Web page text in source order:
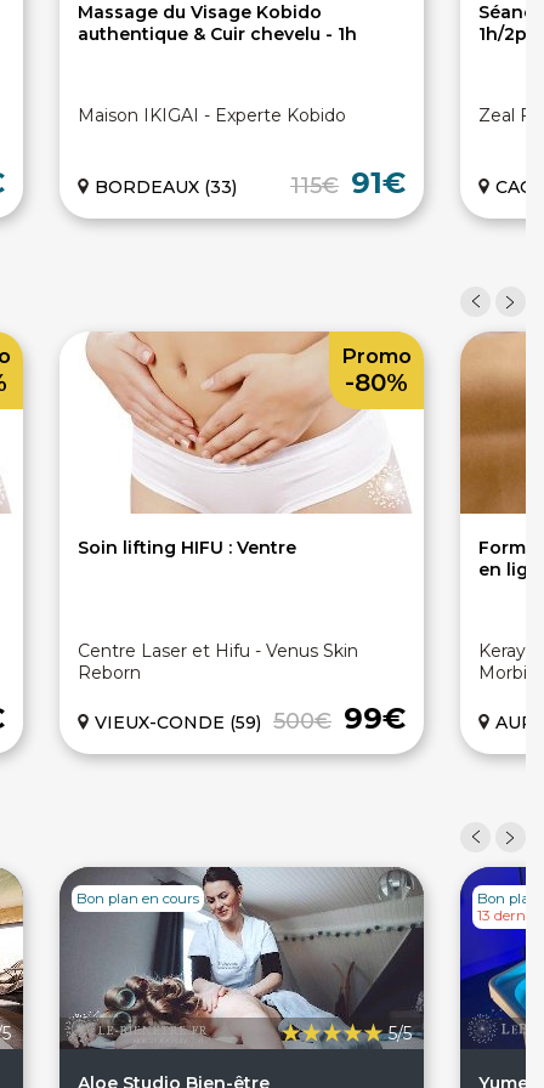
Massage du Visage Kobido
authentique & Cuir chevelu - 1h
Maison IKIGAI - Experte Kobido
115€ 91€
BORDEAUX (33)
1h/
Zeal
Soin lifting HIFU : Ventre
Centre Laser et Hifu - Venus Skin
Reborn
500€ 99€
VIEUX-CONDE (59)
Promo
-80%
en
5/5
Aloe Studio Bien-être
Bon plan en cours
Yume
Bon plan
13